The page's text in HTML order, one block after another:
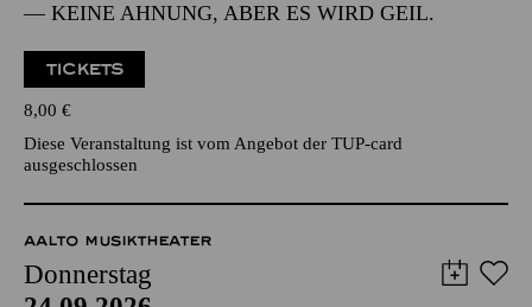
— KEINE AHNUNG, ABER ES WIRD GEIL.
TICKETS
8,00 €
Diese Veranstaltung ist vom Angebot der TUP-card
ausgeschlossen
AALTO MUSIKTHEATER
Donnerstag